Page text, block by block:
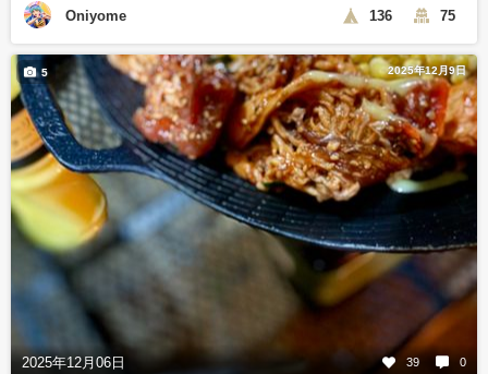
Oniyome 136 75
2025年12月9日
2025年12月06日 39 0
5